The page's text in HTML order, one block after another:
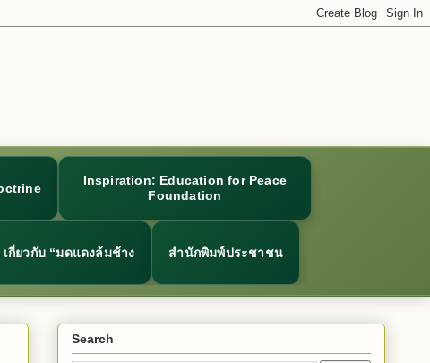
Inspiration: Education for Peace
Foundation
เกี่ยวกับ “มดแดงล้มช้าง สำนักพิมพ์ประชาชน
Search